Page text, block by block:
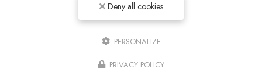
Deny all cookies
PERSONALIZE
PRIVACY POLICY